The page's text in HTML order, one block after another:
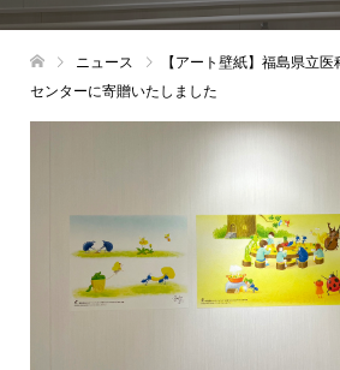
ニュース
【アート壁紙】福島県立
センターに寄贈いたしました